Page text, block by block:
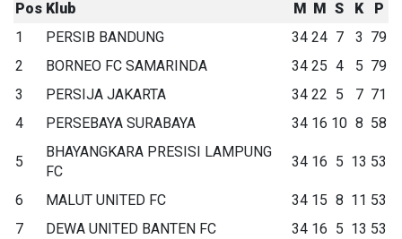
Pos Klub M M S K
P
1
PERSIB BANDUNG 34 24 7 3 79
2
BORNEO FC SAMARINDA 34 25 4 5 79
3
PERSIJA JAKARTA 34 22 5 7 71
4
PERSEBAYA SURABAYA 34 16 10 8 58
5
BHAYANGKARA PRESISI LAMPUNG
FC
34 16 5 13 53
6 MALUT UNITED FC 34 15 8 11 53
7
DEWA UNITED BANTEN FC 34 16 5 13 53